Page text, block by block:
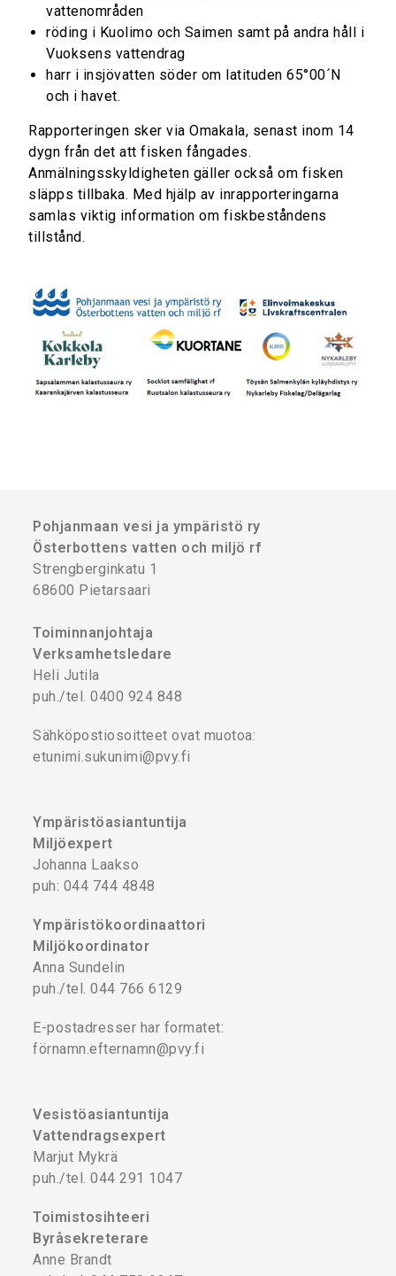
vattenområden
röding i Kuolimo och Saimen samt på andra håll i
Vuoksens vattendrag
harr i insjövatten söder om latituden 65°00´N
och i havet.
Rapporteringen sker via Omakala, senast inom 14
dygn från det att fisken fångades.
Anmälningsskyldigheten gäller också om fisken
släpps tillbaka. Med hjälp av inrapporteringarna
samlas viktig information om fiskbeståndens
tillstånd.
Pohjanmaan vesi ja ympäristö ry
Österbottens vatten och miljö rf
Strengberginkatu 1
68600 Pietarsaari
Toiminnanjohtaja
Verksamhetsledare
Heli Jutila
puh./tel. 0400 924 848
Sähköpostiosoitteet ovat muotoa:
etunimi.sukunimi@pvy.fi
Ympäristöasiantuntija
Miljöexpert
Johanna Laakso
puh: 044 744 4848
Ympäristökoordinaattori
Miljökoordinator
Anna Sundelin
puh./tel. 044 766 6129
E-postadresser har formatet:
förnamn.efternamn@pvy.fi
Vesistöasiantuntija
Vattendragsexpert
Marjut Mykrä
puh./tel. 044 291 1047
Toimistosihteeri
Byråsekreterare
Anne Brandt